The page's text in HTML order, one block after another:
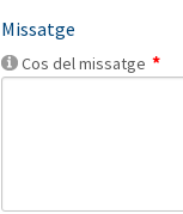
Missatge
Cos del missatge